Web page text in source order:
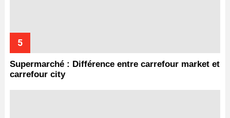
Supermarché : Différence entre carrefour market et
carrefour city